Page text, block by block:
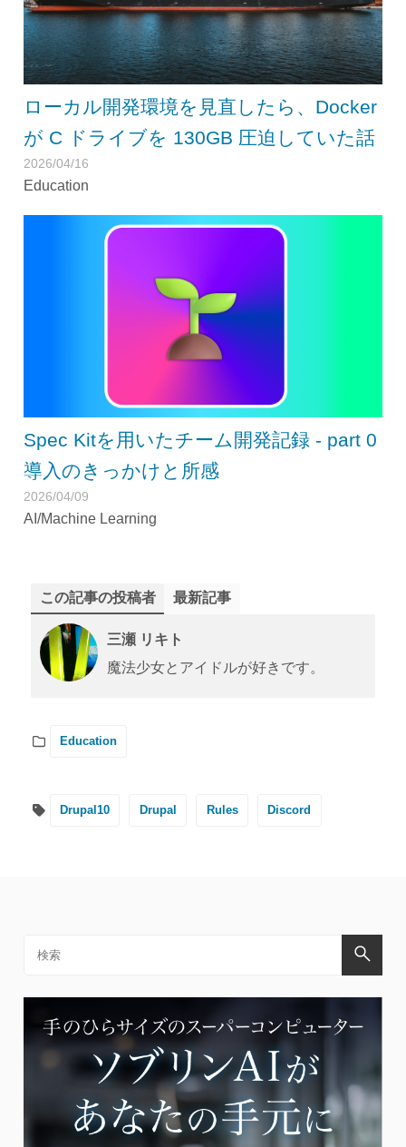
ローカル開発環境を見直したら、Docker
が C ドライブを 130GB 圧迫していた話
2026/04/16
Education
Spec Kitを用いたチーム開発記録 - part 0
導入のきっかけと所感
2026/04/09
AI/Machine Learning
この記事の投稿者 最新記事
三瀬 リキト
魔法少女とアイドルが好きです。
Education
Drupal10 Drupal Rules Discord